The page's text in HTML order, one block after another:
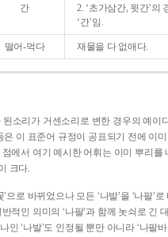
간
2. ‘초가삼간, 윗간’의
‘간’임.
떨어-먹다 재물을 다 없애다.
소리가 거센소리로 변한 경우의 예이
은 이 표준어 규정이 공표되기 전에 이
에서 여기 예시한 어휘는 이미 뿌리를
크다.
으로 바뀌었으나 모든 ‘나발’을 ‘나팔’
적인 의미의 ‘나팔’과 함께 놋쇠로 긴
인 ‘나발’도 인정될 뿐만 아니라 ‘나팔